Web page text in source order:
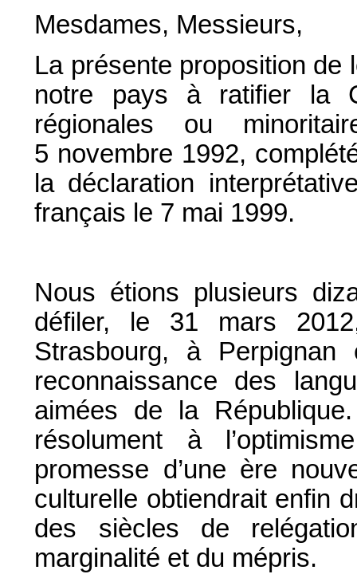
Mesdames, Messieurs,
La présente proposition de
notre pays à ratifier la
régionales ou
5 novembre 1992,
la déclaration
français le 7 mai 1999.
Nous étions plusieurs
défiler, le 31 mars
Strasbourg, à
reconnaissance des
aimées de la
résolument à
promesse d’une ère
culturelle obtiendrait enfin
des siècles de
marginalité et du mépris.